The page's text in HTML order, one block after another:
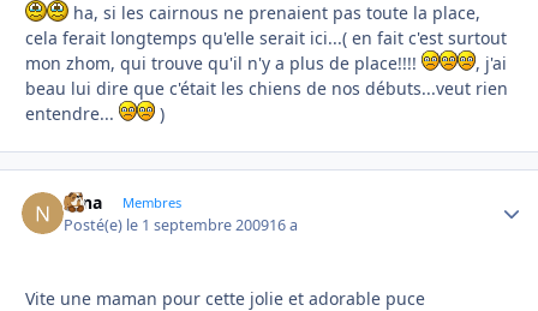
ha, si les cairnous ne prenaient pas toute la place,
cela ferait longtemps qu'elle serait ici...( en fait c'est surtout
mon zhom, qui trouve qu'il n'y a plus de place!!!!
, j'ai
beau lui dire que c'était les chiens de nos débuts...veut rien
entendre...
)
Nina Membres
Posté(e) le 1 septembre 200916 a
Vite une maman pour cette jolie et adorable puce